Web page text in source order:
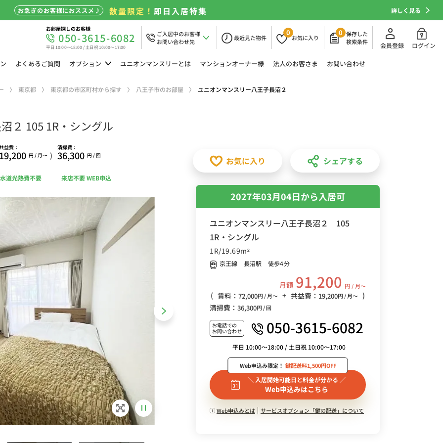
お急ぎのお客様におススメ♪ 数量限定！即日入居特集 詳しく見る
お部屋探しのお客様
050-3615-6082
平日 10:00～18:00 / 土日祝 10:00～17:00
ご入居中のお客様
お問い合わせ先
最近見た物件
0
お気に入り
0 保存した
検索条件
会員登録 ログイン
よくあるご質問 オプション ユニオンマンスリーとは マンションオーナー様 法人のお客さま お問い合わせ
東京都 東京都の市区町村から探す 八王子市のお部屋 ユニオンマンスリー八王子長沼２
２ 105 1R・シングル
益費：
円 / 月〜 )
清掃費：
36,300 円 / 回
水道光熱費不要 来店不要 WEB申込
お気に入り シェアする
2027年03月04日から入居可
ユニオンマンスリー八王子長沼２ 105
1R・シングル
1R/19.69m²
京王線 長沼駅 徒歩4分
月額 91,200 円 / 月〜
( 賃料： 72,000円 / 月〜 + 共益費： 19,200円 / 月〜
)
清掃費： 36,300円 / 回
お電話での
お問い合わせ
050-3615-6082
平日 10:00～18:00 / 土日祝 10:00～17:00
＼ 入居開始可能日と料金が分かる ／
Web申込みはこちら
Web申込み限定！ 鍵配送料1,500円OFF
Web申込みとは サービスオプション「鍵の配送」について